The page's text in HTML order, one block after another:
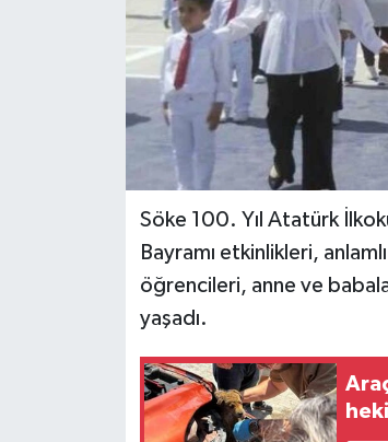
Söke 100. Yıl Atatürk
Bayramı etkinlikleri,
öğrencileri, anne ve
yaşadı.